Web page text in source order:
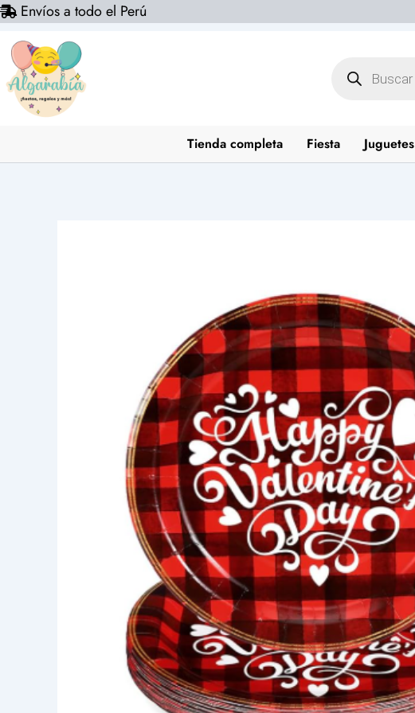
Ir
contenido
Envíos a todo el Perú
productos
Tienda completa Fiesta Juguetes